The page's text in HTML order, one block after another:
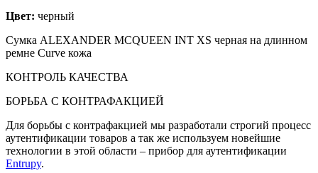
Цвет: черный
Сумка ALEXANDER MCQUEEN INT XS черная на длинном
ремне Curve кожа
КОНТРОЛЬ КАЧЕСТВА
БОРЬБА С КОНТРАФАКЦИЕЙ
Для борьбы с контрафакцией мы разработали строгий процесс
аутентификации товаров а так же используем новейшие
технологии в этой области – прибор для аутентификации
Entrupy.